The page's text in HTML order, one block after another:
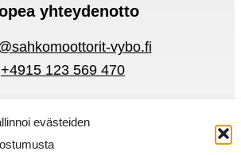
evästeiden
yhteydenotto
vybo.fi
+4915 123 569 470
Ehdot